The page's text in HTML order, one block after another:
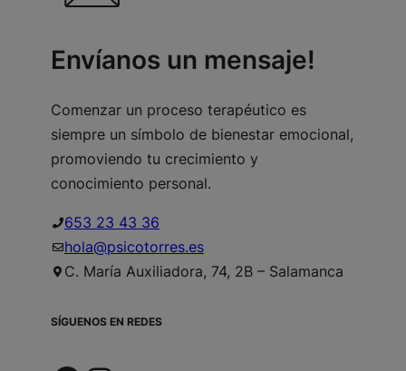
Envíanos un mensaje!
Comenzar un proceso terapéutico es
siempre un símbolo de bienestar emocional,
promoviendo tu crecimiento y
conocimiento personal.
653 23 43 36
hola@psicotorres.es
C. María Auxiliadora, 74, 2B – Salamanca
SÍGUENOS EN REDES